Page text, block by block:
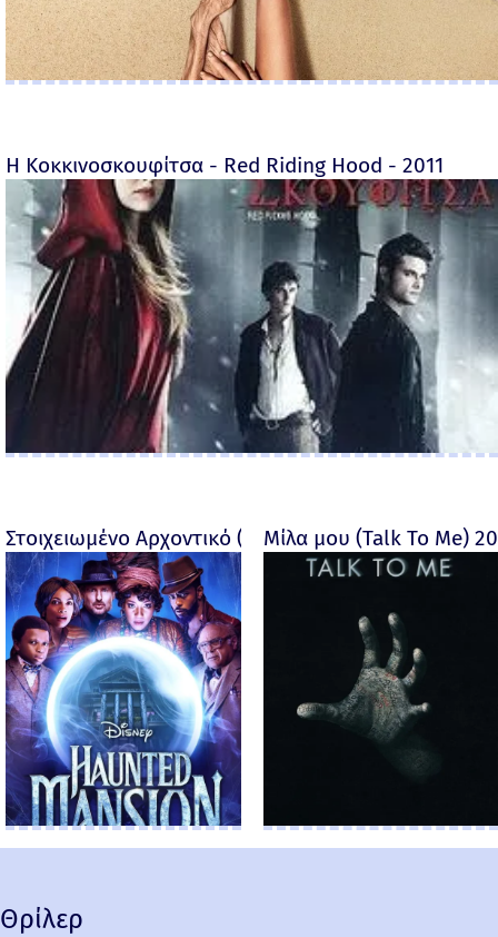
Η Κοκκινοσκουφίτσα - Red Riding Hood - 2011
Στοιχειωμένο Αρχοντικό (Haunted Mansion) - 2023
Μίλα μου (Talk To Me)
Θρίλερ